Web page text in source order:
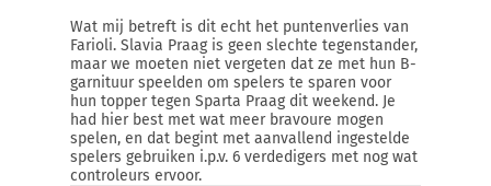
Wat mij betreft is dit echt het puntenverlies van
Farioli. Slavia Praag is geen slechte tegenstander,
maar we moeten niet vergeten dat ze met hun B-
garnituur speelden om spelers te sparen voor
hun topper tegen Sparta Praag dit weekend. Je
had hier best met wat meer bravoure mogen
spelen, en dat begint met aanvallend ingestelde
spelers gebruiken i.p.v. 6 verdedigers met nog wat
controleurs ervoor.